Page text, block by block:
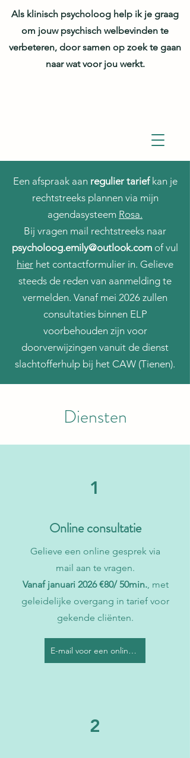
Als klinisch psycholoog help ik je graag
om jouw psychisch welbevinden te
verbeteren, door samen op zoek te gaan
naar wat voor jou werkt.
Een afspraak aan regulier tariefkan je
rechtstreeks plannen via mijn
agendasysteem Rosa.
Bij vragen mail rechtstreeks naar
psycholoog.emily@outlook.com of vul
hier het contactformulier in. Gelieve
steeds de reden van aanmelding te
vermelden. Vanaf mei 2026 zullen
consultaties binnen ELP
voorbehouden zijn voor
doorverwijzingen vanuit de dienst
slachtofferhulp bij het CAW (Tienen).
Diensten
1
Online consultatie
Gelieve een online gesprek via
mail aan te vragen.
Vanaf januari 2026 €80/ 50min., met
geleidelijke overgang in tarief voor
gekende cliënten.
E-mail voor een online afspraak
2